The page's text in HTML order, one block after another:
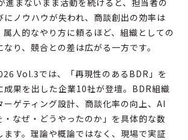
にノウハウが失われ、商談創出の効率は
属人的なやり方に頼るほど、組織としての
り、競合との差は広がる一方です。
Vol.3では、「再現性のあるBDR」を
成果を出した企業10社が登壇。BDR組織
ーゲティング設計、商談化率の向上、AI
・なぜ・どうやったのか」を具体的な数
ます。理論や概論ではなく、現場で実証